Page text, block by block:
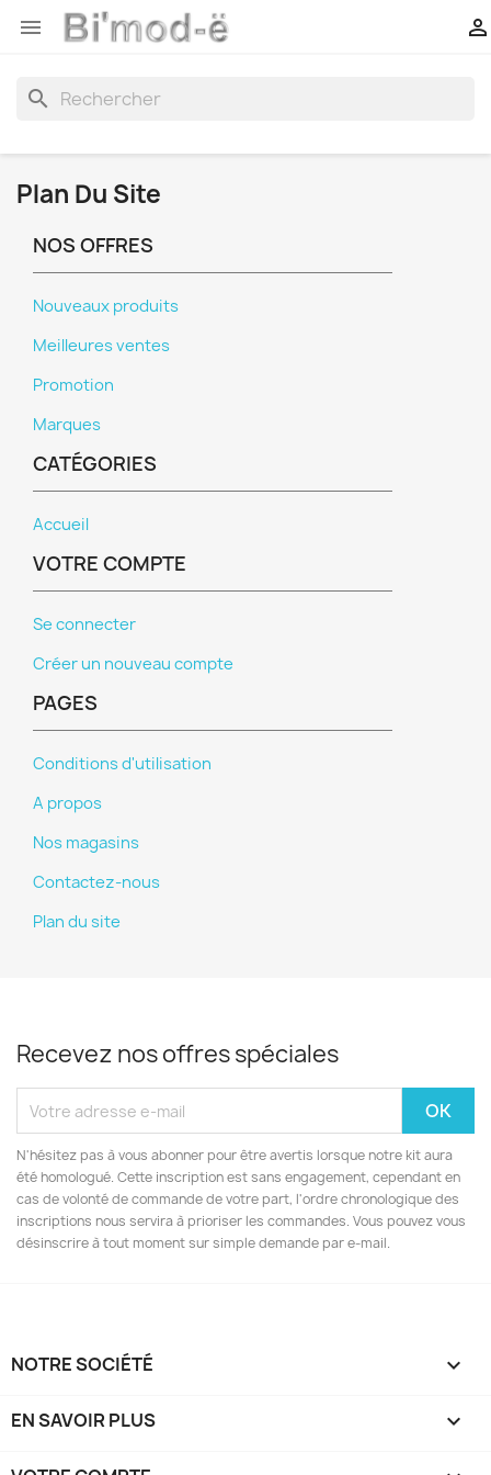
 
search
Plan Du Site
NOS OFFRES
Nouveaux produits
Meilleures ventes
Promotion
Marques
CATÉGORIES
Accueil
VOTRE COMPTE
Se connecter
Créer un nouveau compte
PAGES
Conditions d'utilisation
A propos
Nos magasins
Contactez-nous
Plan du site
Recevez nos offres spéciales
N'hésitez pas à vous abonner pour être avertis lorsque notre kit aura
été homologué. Cette inscription est sans engagement, cependant en
cas de volonté de commande de votre part, l'ordre chronologique des
inscriptions nous servira à prioriser les commandes. Vous pouvez vous
désinscrire à tout moment sur simple demande par e-mail.
NOTRE SOCIÉTÉ 
EN SAVOIR PLUS 
Créer une liste d'envies
Annuler